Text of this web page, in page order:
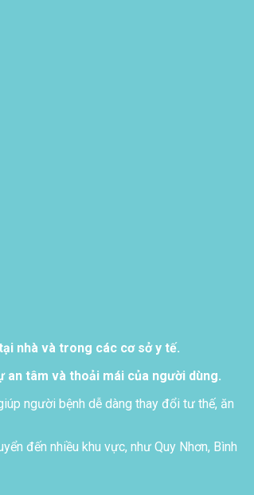
nhà và trong các cơ sở y tế.
tâm và thoải mái của người dùng.
người bệnh dễ dàng thay đổi tư thế, ăn
đến nhiều khu vực, như Quy Nhơn, Bình